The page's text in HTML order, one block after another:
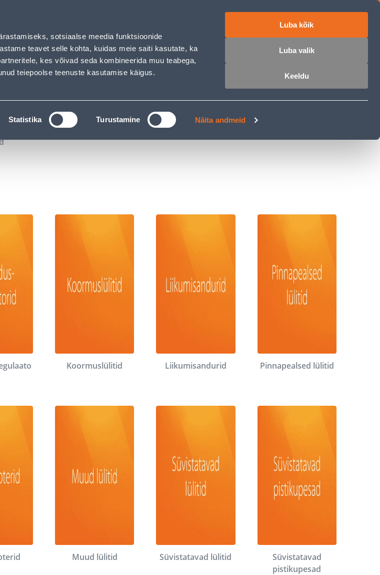
sotsiaalse meedia funktsioonide
teavet selle kohta, kuidas meie saiti kasutate, ka
kes võivad seda kombineerida muu teabega,
teiepoolse teenuste kasutamise käigus.
Statistika Turustamine Näita andmeid
Luba kõik
Luba valik
Keeldu
Karjäärileht
OTSI Logi sisse
TÖÖRIISTALAENUTUS JÄRELMAKS
Koormuslülitid Liikumisandurid Pinnapealsed lülitid
Muud lülitid Süvistatavad lülitid
Süvistatavad
pistikupesad